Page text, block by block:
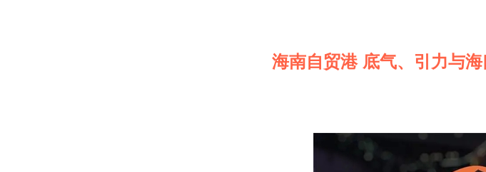
海南自贸港 底气、引力与